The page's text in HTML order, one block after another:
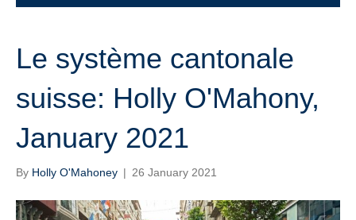
Le système cantonale
suisse: Holly O'Mahony,
January 2021
By Holly O'Mahoney | 26 January 2021